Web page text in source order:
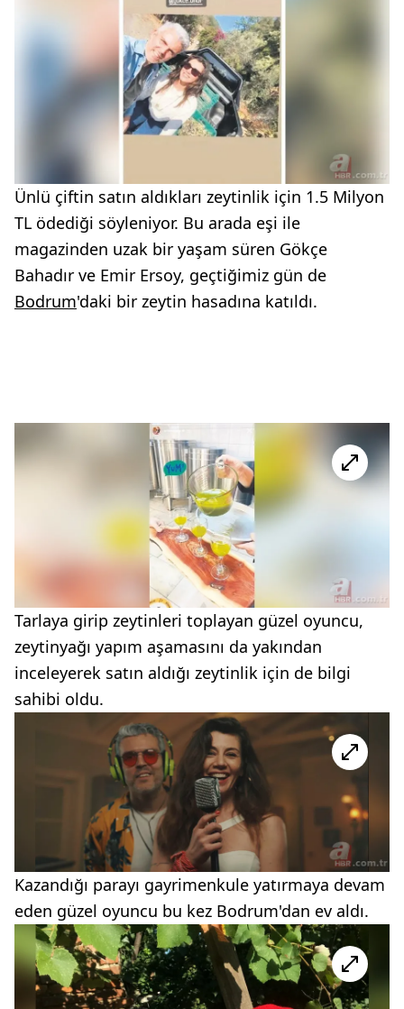
Ünlü çiftin satın aldıkları zeytinlik için 1.5 Milyon
TL ödediği söyleniyor. Bu arada eşi ile
magazinden uzak bir yaşam süren Gökçe
Bahadır ve Emir Ersoy, geçtiğimiz gün de
Bodrum'daki bir zeytin hasadına katıldı.
Tarlaya girip zeytinleri toplayan güzel oyuncu,
zeytinyağı yapım aşamasını da yakından
inceleyerek satın aldığı zeytinlik için de bilgi
sahibi oldu.
Kazandığı parayı gayrimenkule yatırmaya devam
eden güzel oyuncu bu kez Bodrum'dan ev aldı.